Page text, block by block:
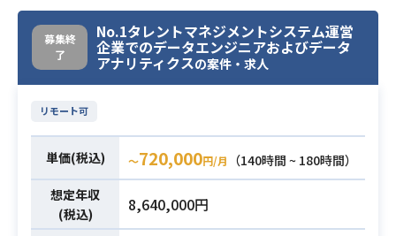
業務内容
・通信販売事業での購買履歴やGA4
データ、各種サービスの会員データ
等、ドメインの異なる多様なデータ
をモデリングし最適なデータマート
・LookerStudioを用いて、直感的に
状況がわかるダッシュボードの開発
I画面の開発
募集終
了
No.1タレントマネジメントシステム運営
企業でのデータエンジニアおよびデータ
アナリティクスの案件・求人
リモート可
単価(税込) 〜720,000円/月
（140時間 ~ 180時間）
想定年収
(税込)
8,640,000円